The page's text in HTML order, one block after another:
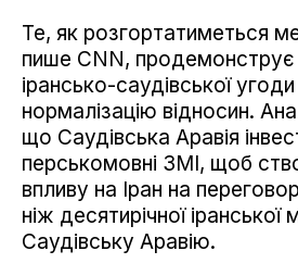
Те, як розгортатиметься
пише CNN, продемонструє
ірансько-саудівської
нормалізацію відносин.
що Саудівська Аравія
перськомовні ЗМІ, щоб
впливу на Іран на
ніж десятирічної іранської
Саудівську Аравію.